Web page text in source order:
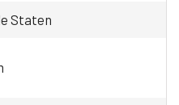
Staten